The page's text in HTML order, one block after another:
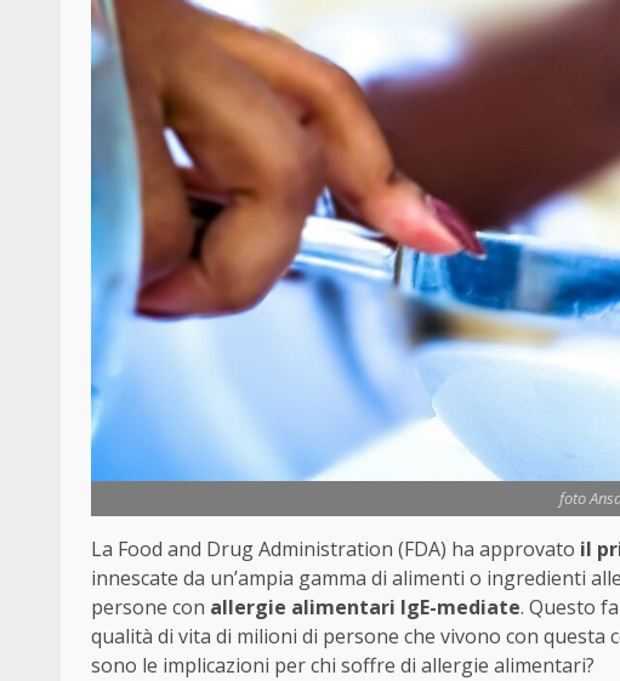
foto
La Food and Drug Administration (FDA) ha approvato il
innescate da un’ampia gamma di alimenti o ingredienti
persone con allergie alimentari IgE-mediate. Questo
qualità di vita di milioni di persone che vivono con
sono le implicazioni per chi soffre di allergie alimentari?